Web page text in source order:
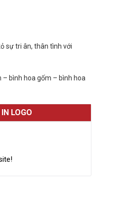
sự tri ân, thân tình với
– bình hoa gốm – bình hoa
LOGO